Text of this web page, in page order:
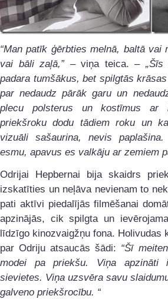
“Man patīk ģērbties melnā, baltā
vai bāli zaļā,”– viņa teica. –
padara tumšākus, bet spilgtās
par nedaudz pārāk garu un
plecu polsterus un kostīmus ar
priekšroku dodu tādiem roku un
vizuāli sašaurina, nevis
esmu, apavus es valkāju ar zemiem
Odrijai Hepbernai bija skaidrs
izskatīties un neļāva nevienam to
pati aktīvi piedalījās filmēšanai
apzinājās, cik spilgta un
līdzīgo kinozvaigžņu fona. Holivudas
par Odriju atsaucās šādi: “Šī
modei pa priekšu. Viņa apzināti
sievietes. Viņa uzsvēra savu
galveno priekšrocību. “